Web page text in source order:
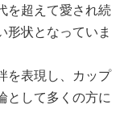
を超えて愛され続
形状となっていま
を表現し、カップ
として多くの方に